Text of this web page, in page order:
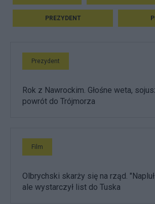
PREZYDENT
Prezydent
Rok z Nawrockim. Głośne weta,
powrót do Trójmorza
Film
Olbrychski skarży się na rząd.
ale wystarczył list do Tuska